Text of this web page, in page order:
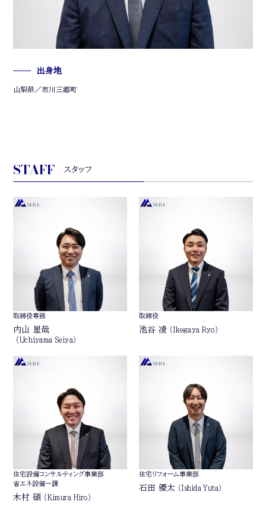
出身地
山梨県／市川三郷町
STAFF スタッフ
取締役専務
内山 星哉
（Uchiyama Seiya）
取締役
池谷 凌 （Ikegaya Ryo）
住宅設備コンサルティング事業部
省エネ設備一課
木村 碩 （Kimura Hiro）
住宅リフォーム事業部
石田 優太 （Ishida Yuta）